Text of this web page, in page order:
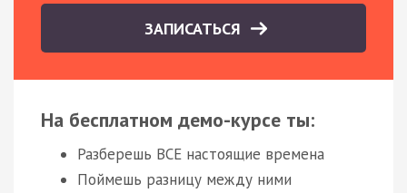
ЗАПИСАТЬСЯ
На бесплатном демо-курсе ты:
Разберешь ВСЕ настоящие времена
Поймешь разницу между ними